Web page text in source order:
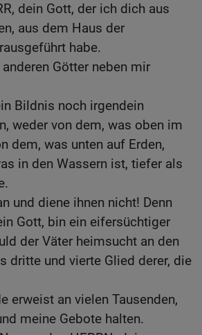
dein Gott, der ich dich aus
aus dem Haus der
habe.
Götter neben mir
Bildnis noch irgendein
weder von dem, was oben im
dem, was unten auf Erden,
in den Wassern ist, tiefer als
und diene ihnen nicht! Denn
Gott, bin ein eifersüchtiger
der Väter heimsucht an den
dritte und vierte Glied derer, die
erweist an vielen Tausenden,
meine Gebote halten.